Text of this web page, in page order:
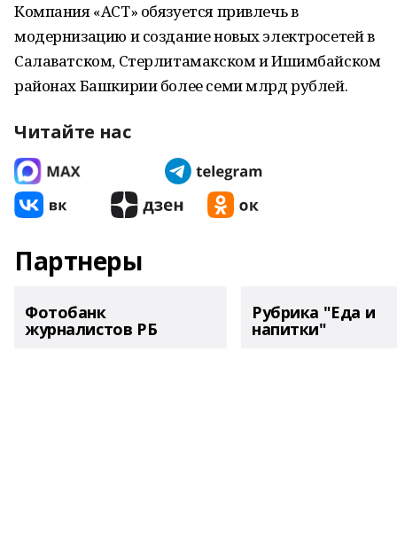
Компания «АСТ» обязуется привлечь в
модернизацию и создание новых электросетей в
Салаватском, Стерлитамакском и Ишимбайском
районах Башкирии более семи млрд рублей.
Читайте нас
Партнеры
Фотобанк
журналистов РБ
Рубрика "Еда и
напитки"